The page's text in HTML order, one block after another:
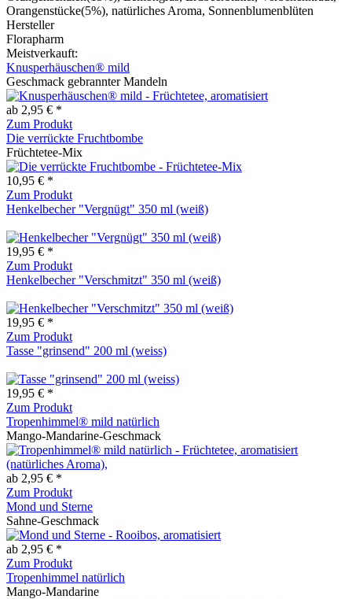
Orangenstücke(5%), natürliches Aroma, Sonnenblumenblüten
Hersteller
Florapharm
Meistverkauft:
Knusperhäuschen® mild
Geschmack gebrannter Mandeln
ab 2,95 € *
Zum Produkt
Die verrückte Fruchtbombe
Früchtetee-Mix
10,95 € *
Zum Produkt
Henkelbecher "Vergnügt" 350 ml (weiß)
19,95 € *
Zum Produkt
Henkelbecher "Verschmitzt" 350 ml (weiß)
19,95 € *
Zum Produkt
Tasse "grinsend" 200 ml (weiss)
19,95 € *
Zum Produkt
Tropenhimmel® mild natürlich
Mango-Mandarine-Geschmack
ab 2,95 € *
Zum Produkt
Mond und Sterne
Sahne-Geschmack
ab 2,95 € *
Zum Produkt
Tropenhimmel natürlich
Mango-Mandarine